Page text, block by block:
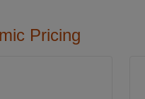
Pricing